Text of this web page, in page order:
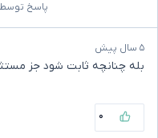
پاسخ توسط
۵ سال پیش
بله چنانچه ثابت شود جز
۰